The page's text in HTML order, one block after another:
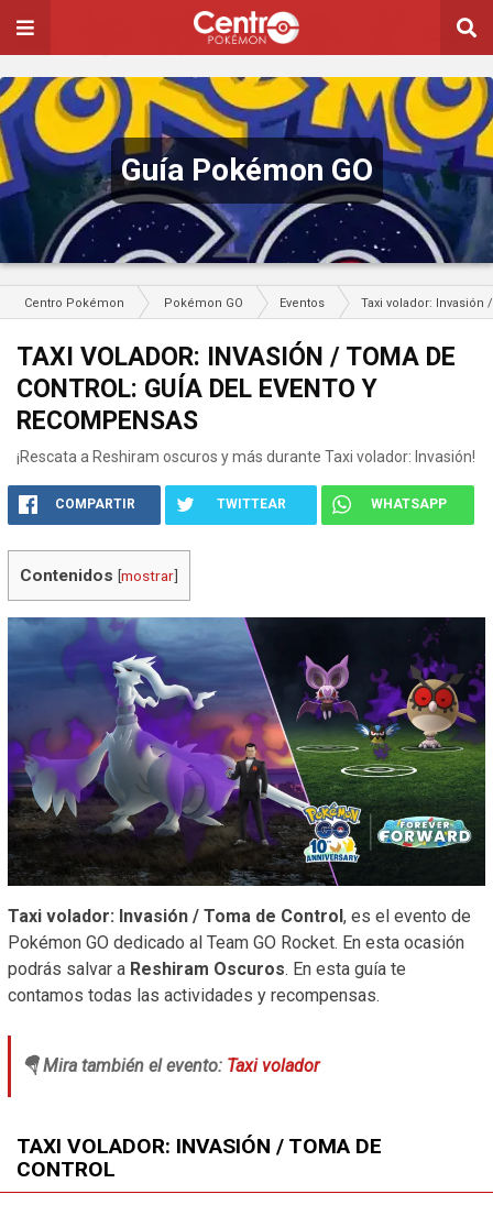
Guía Pokémon GO
Centro Pokémon Pokémon GO Eventos Taxi volador: Invasión
TAXI VOLADOR: INVASIÓN / TOMA DE
CONTROL: GUÍA DEL EVENTO Y
RECOMPENSAS
¡Rescata a Reshiram oscuros y más durante Taxi volador: Invasión!
COMPARTIR TWITTEAR WHATSAPP
Contenidos [mostrar]
Taxi volador: Invasión / Toma de Control , es el evento de
Pokémon GO dedicado al Team GO Rocket. En esta ocasión
podrás salvar a Reshiram Oscuros. En esta guía te
contamos todas las actividades y recompensas.
🪂 Mira también el evento: Taxi volador
TAXI VOLADOR: INVASIÓN / TOMA DE
CONTROL